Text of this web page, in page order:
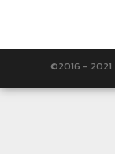
©2016 - 2021